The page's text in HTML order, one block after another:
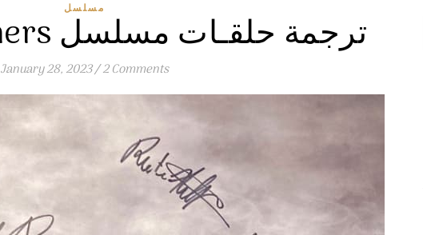
مسلسل
Band of Brothers ترجمة حلقـات مسلسل
January 28, 2023/2 Comments